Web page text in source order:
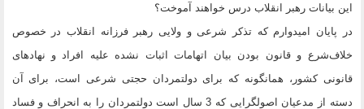
این بیانات رهبر انقلاب درس خواهند آموخت؟
در پایان امیدوارم که تذکر شرعی و ولایی رهبر فرزانه انقلاب در خصوص
خلاف‌شرع و قانون بودن بیان اتهامات اثبات نشده علیه افراد و نهادهای
قانونی کشور، همانگونه که برای دولتمردان حجتی شرعی است، برای آن
دسته از مدعیان اصولگرایی که 3 سال است دولتمردان را به انحراف و فساد